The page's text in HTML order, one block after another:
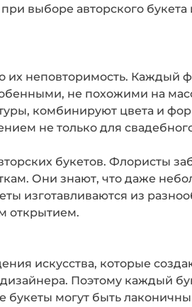
выборе авторского
их неповторимость. Каждый
не похожими на
комбинируют цвета и
не только для
букетов. Флористы
Они знают, что даже
изготавливаются из
открытием.
искусства, которые
Поэтому каждый
букеты могут быть